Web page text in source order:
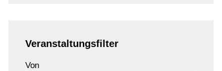
Veranstaltungsfilter
Von